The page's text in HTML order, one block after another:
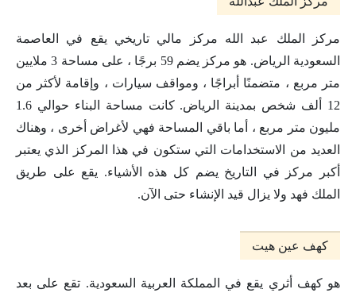
مركز الملك عبد الله مركز مالي تاريخي يقع في العاصمة
السعودية الرياض. هو مركز يضم 59 برجًا ، على مساحة 3 ملايين
متر مربع ، متضمنًا أبراجًا ، ومواقف سيارات ، وإقامة لأكثر من
12 ألف شخص بمدينة الرياض. كانت مساحة البناء حوالي 1.6
مليون متر مربع ، أما باقي المساحة فهي لأغراض أخرى ، وهناك
العديد من الاستخدامات التي ستكون في هذا المركز الذي يعتبر
أكبر مركز في التاريخ يضم كل هذه الأشياء. يقع على طريق
الملك فهد ولا يزال قيد الإنشاء حتى الآن.
كهف عين هيت
هو كهف أثري يقع في المملكة العربية السعودية. تقع على بعد